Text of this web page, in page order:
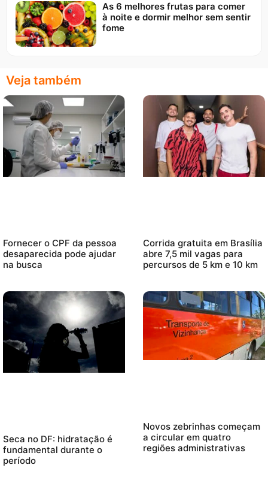
As 6 melhores frutas para comer
à noite e dormir melhor sem sentir
fome
Veja também
Fornecer o CPF da pessoa
desaparecida pode ajudar
na busca
Corrida gratuita em Brasília
abre 7,5 mil vagas para
percursos de 5 km e 10 km
Seca no DF: hidratação é
fundamental durante o
período
Novos zebrinhas começam
a circular em quatro
regiões administrativas